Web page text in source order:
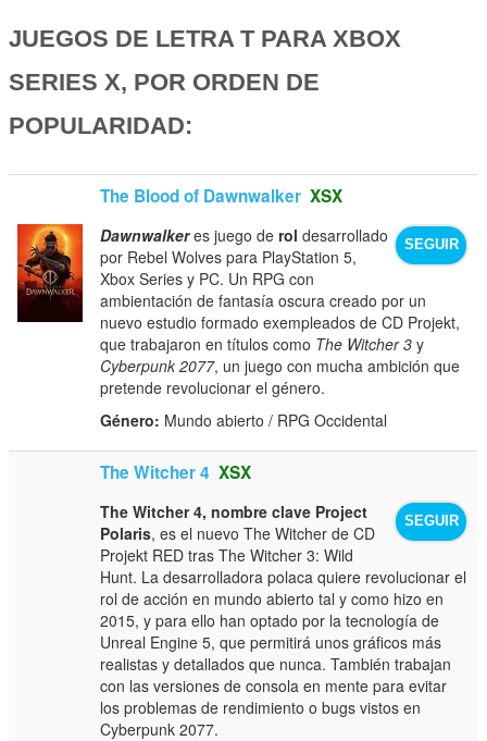
JUEGOS DE LETRA T PARA XBOX
SERIES X, POR ORDEN DE
POPULARIDAD:
The Blood of Dawnwalker XSX
SEGUIR
Dawnwalkeres juego derol desarrollado
por Rebel Wolves para PlayStation 5,
Xbox Series y PC. Un RPG con
ambientación de fantasía oscura creado por un
nuevo estudio formado exempleados de CD Projekt,
que trabajaron en títulos como The Witcher 3 y
Cyberpunk 2077, un juego con mucha ambición que
pretende revolucionar el género.
Género: Mundo abierto / RPG Occidental
The Witcher 4 XSX
SEGUIR
The Witcher 4, nombre clave Project
Polaris, es el nuevo The Witcher de CD
Projekt RED tras The Witcher 3: Wild
Hunt. La desarrolladora polaca quiere revolucionar el
rol de acción en mundo abierto tal y como hizo en
2015, y para ello han optado por la tecnología de
Unreal Engine 5, que permitirá unos gráficos más
realistas y detallados que nunca. También trabajan
con las versiones de consola en mente para evitar
los problemas de rendimiento o bugs vistos en
Cyberpunk 2077.